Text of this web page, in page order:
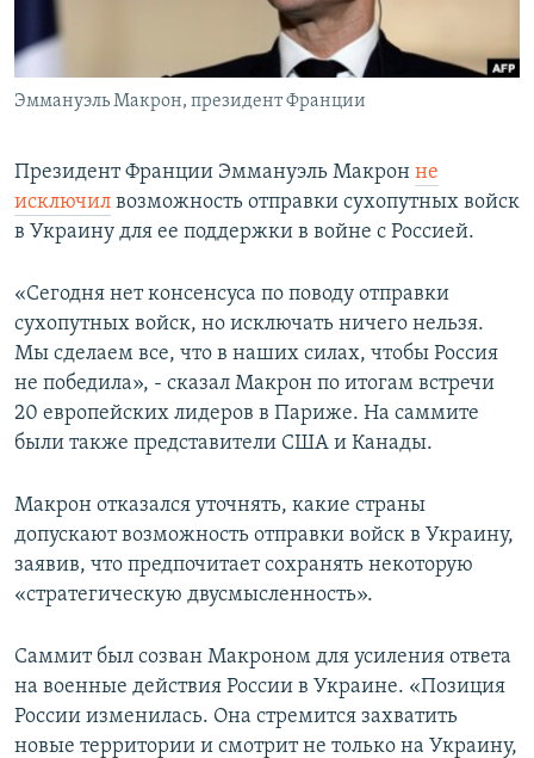
Эммануэль Макрон, президент Франции
Президент Франции Эммануэль Макрон не
исключил возможность отправки сухопутных войск
в Украину для ее поддержки в войне с Россией.
«Сегодня нет консенсуса по поводу отправки
сухопутных войск, но исключать ничего нельзя.
Мы сделаем все, что в наших силах, чтобы Россия
не победила», - сказал Макрон по итогам встречи
20 европейских лидеров в Париже. На саммите
были также представители США и Канады.
Макрон отказался уточнять, какие страны
допускают возможность отправки войск в Украину,
заявив, что предпочитает сохранять некоторую
«стратегическую двусмысленность».
Саммит был созван Макроном для усиления ответа
на военные действия России в Украине. «Позиция
России изменилась. Она стремится захватить
новые территории и смотрит не только на Украину,